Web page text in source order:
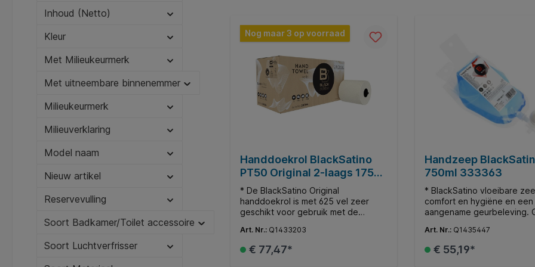
Inhoud (Netto)
Kleur
Met Milieukeurmerk
Met uitneembare binnenemmer
Milieukeurmerk
Milieuverklaring
Model naam
Nieuw artikel
Reservevulling
Soort Badkamer/Toilet accessoire
Soort Luchtverfrisser
Nog maar 3 op voorraad
Handdoekrol BlackSatino
PT50 Original 2-laags 175m
wit 307194
* De BlackSatino Original
handdoekrol is met 625 vel zeer
geschikt voor gebruik met de
toiletruimtes met een hoog
bezoekersverkeer. * De
handdoekjes worden per vel
Art. Nr.: Q1433203
€ 77,47*
Handzeep
750ml 333363
* BlackSatino vloeibare
comfort en hygiëne en een
aangename geurbeleving.
speciaal ontwikkeld parfum
BlackSatino sanitaire
zeepcartridges zijn
Art. Nr.: Q1435447
€ 55,19*